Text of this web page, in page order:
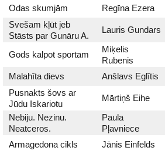
Odas skumjām Regīna Ezera
Svešam kļūt jeb
Stāsts par Gunāru A.
Lauris Gundars
Gods kalpot sportam
Miķelis
Rubenis
Malahīta dievs Anšlavs Eglītis
Pusnakts šovs ar
Jūdu Iskariotu
Mārtiņš Eihe
Nebiju. Nezinu.
Neatceros.
Paula
Pļavniece
Armagedona cikls Jānis Einfelds